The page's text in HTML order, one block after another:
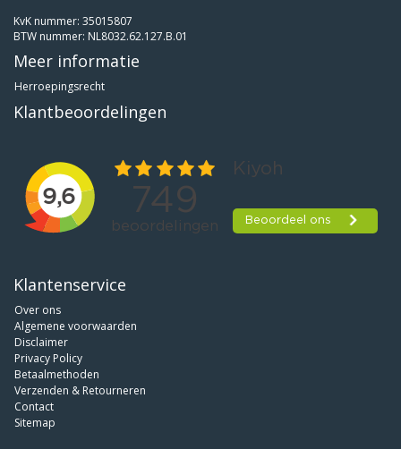
KvK nummer: 35015807
BTW nummer: NL8032.62.127.B.01
Meer informatie
Herroepingsrecht
Klantbeoordelingen
Klantenservice
Over ons
Algemene voorwaarden
Disclaimer
Privacy Policy
Betaalmethoden
Verzenden & Retourneren
Contact
Sitemap